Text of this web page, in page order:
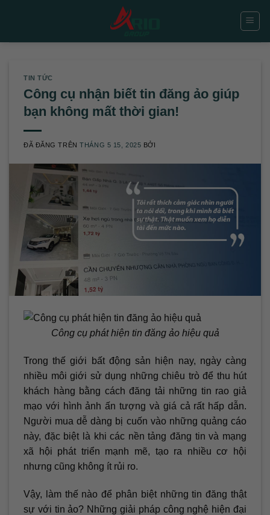
TIN TỨC
Công cụ nhận biết tin đăng ảo giúp
bạn không mất thời gian!
ĐÃ ĐĂNG TRÊNTHÁNG 5 15, 2025 BỞI
Công cụ phát hiện tin đăng ảo hiệu quả
Trong thế giới bất động sản hiện nay, ngày càng
nhiều môi giới sử dụng những chiêu trò để thu hút
khách hàng bằng cách đăng tải những tin rao giả
mạo với hình ảnh ấn tượng và giá cả rất hấp dẫn.
Người mua dễ dàng bị cuốn vào những quảng cáo
này, đặc biệt là khi các nền tảng đăng tin và mạng
xã hội phát triển mạnh mẽ, tạo ra nhiều cơ hội
nhưng cũng không ít rủi ro.
Vậy, làm thế nào để phân biệt những tin đăng thật
sự với tin ảo? Những giải pháp công nghệ hiện đại